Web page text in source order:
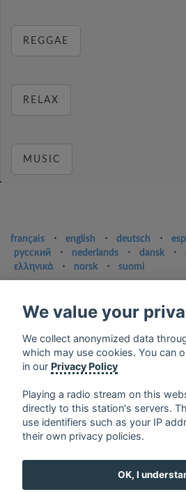
REGGAE
RELAX
MUSIC
français ⋅ english ⋅ deutsch ⋅
русский
⋅ nederlands ⋅ dansk ⋅
ελληνικά
⋅ norsk ⋅ suomi
Terms of service
Privacy Policy
Google Play and the Google Play logo are
We value your
We collect anonymized data
which may use cookies. You can
in our Privacy Policy
Playing a radio stream on this
directly to this station's servers.
use identifiers such as your IP
their own privacy policies.
OK, I